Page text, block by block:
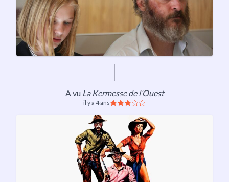
A vu La Kermesse de l’Ouest
il y a 4 ans